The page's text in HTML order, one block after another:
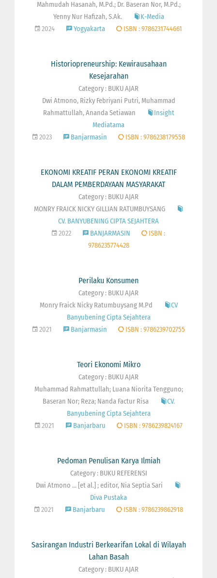
Mahmudah Hasanah, M.Pd.; Dr. Baseran Nor, M.Pd.;
Yenny Nur Hafizah, S.Ak.
K-Media
2024
Yogyakarta ISBN : 9786231744661
Historiopreneurship: Kewirausahaan
Kesejarahan
Category : BUKU AJAR
Dwi Atmono, Rizky Febriyani Putri, Muhammad
Rahmattullah, Ananda Setiawan
Insight
Mediatama
2023
Banjarmasin ISBN : 9786238179558
EKONOMI KREATIF PERAN EKONOMI KREATIF
DALAM PEMBERDAYAAN MASYARAKAT
Category : BUKU AJAR
MONRY FRAICK NICKY GILLIAN RATUMBUYSANG
CV. BANYUBENING CIPTA SEJAHTERA
2022
BANJARMASIN
ISBN :
9786235774428
Perilaku Konsumen
Category : BUKU AJAR
Monry Fraick Nicky Ratumbuysang M.Pd
CV
Banyubening Cipta Sejahtera
2021
Banjarmasin ISBN : 9786239702755
Teori Ekonomi Mikro
Category : BUKU AJAR
Muhammad Rahmattullah; Luana Niorita Tengguno;
Baseran Nor; Reza; Nanda Factur Risa
CV.
Banyubening Cipta Sejahtera
2021
Banjarbaru ISBN : 9786239824167
Pedoman Penulisan Karya Ilmiah
Category : BUKU REFERENSI
Dwi Atmono ... [et al.] ; editor, Nia Septia Sari
Diva Pustaka
2021
Banjarbaru ISBN : 9786239862918
Sasirangan Industri Berkearifan Lokal di Wilayah
Lahan Basah
Category : BUKU AJAR